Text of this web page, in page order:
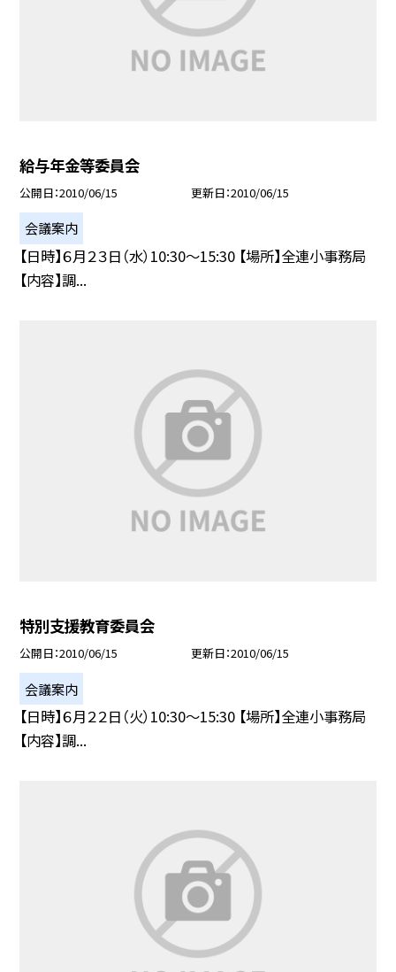
給与年金等委員会
公開日 2010/06/15 更新日 2010/06/15
会議案内
【日時】６月２３日（水）10:30〜15:30 【場所】全連小事務局
【内容】調...
特別支援教育委員会
公開日 2010/06/15 更新日 2010/06/15
会議案内
【日時】６月２２日（火）10:30〜15:30 【場所】全連小事務局
【内容】調...